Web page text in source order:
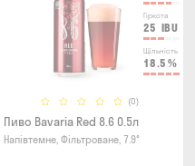
Гіркота
25 IBU
Щільність
18.5 %
(0)
Пиво Bavaria Red 8.6 0.5л
Напівтемне, Фільтроване, 7.9°